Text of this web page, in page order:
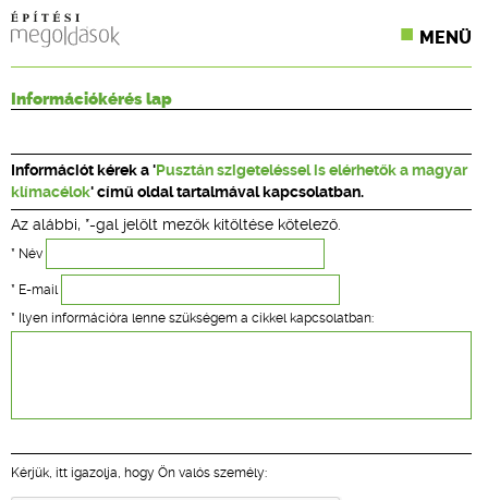
MENÜ
CPR TERMÉKKIÍRÁS
ÉPÍTÉSI JOG
ONLINE KÉPZÉSEK
TERVEZÉSI SEGÉDLETEK
Információkérés lap
Információt kérek a ' Pusztán szigeteléssel is elérhetők a magyar
klímacélok' című oldal tartalmával kapcsolatban.
Az alábbi, *-gal jelölt mezők kitöltése kötelező.
* Név
* E-mail
* Ilyen információra lenne szükségem a cikkel kapcsolatban:
Kérjük, itt igazolja, hogy Ön valós személy: